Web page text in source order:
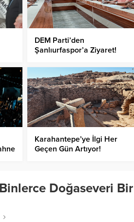
DEM Parti’den
Şanlıurfaspor’a Ziyaret!
Karahantepe’ye İlgi Her
Geçen Gün Artıyor!
Doğaseveri Bir